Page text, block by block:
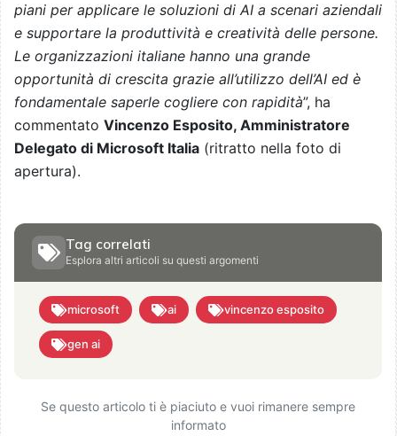
piani per applicare le soluzioni di AI a scenari aziendali
e supportare la produttività e creatività delle persone.
Le organizzazioni italiane hanno una grande
opportunità di crescita grazie all’utilizzo dell’AI ed è
fondamentale saperle cogliere con rapidità”, ha
commentato Vincenzo Esposito, Amministratore
Delegato di Microsoft Italia (ritratto nella foto di
apertura).
Tag correlati
Esplora altri articoli su questi argomenti
microsoft ai vincenzo esposito
gen ai
Se questo articolo ti è piaciuto e vuoi rimanere sempre
informato